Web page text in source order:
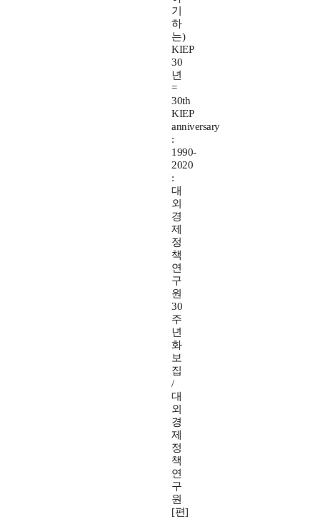
기
하
는)
KIEP
30
년
=
30th
KIEP
anniversary
:
1990-
2020
:
대
외
경
제
정
책
연
구
원
30
주
년
화
보
집
/
대
외
경
제
정
책
연
구
원
[편]